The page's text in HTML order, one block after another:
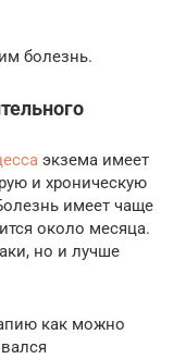
болезнь.
экзема имеет
и хроническую
имеет чаще
около месяца.
но и лучше
как можно